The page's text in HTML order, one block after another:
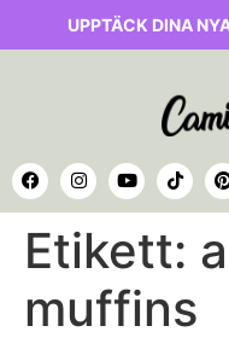
UPPTÄCK DINA
Etikett:
muffins